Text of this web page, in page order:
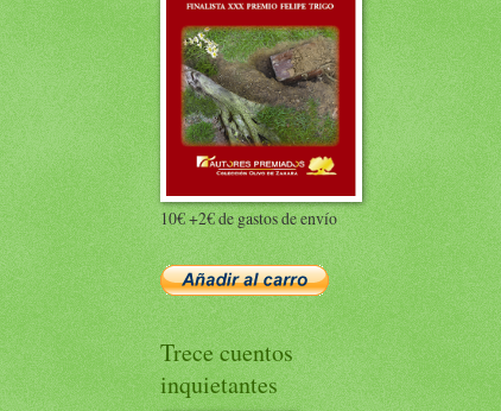
10€ +2€ de gastos de envío
Trece cuentos
inquietantes